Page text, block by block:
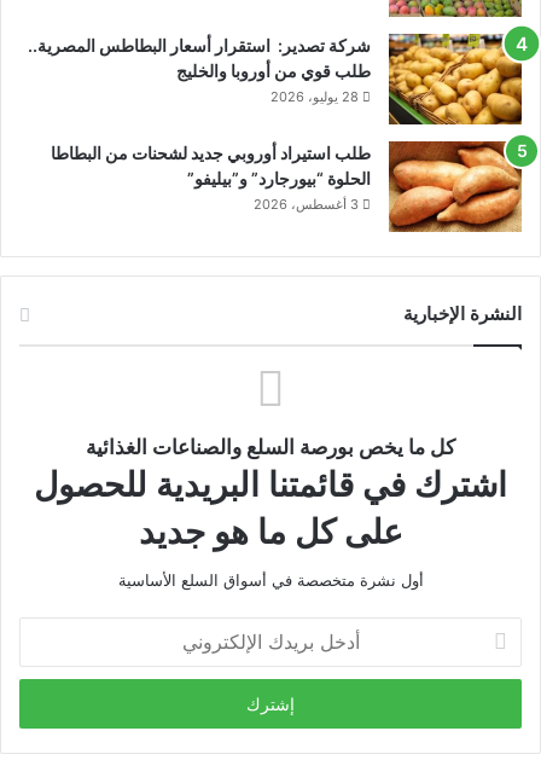
شركة تصدير: استقرار أسعار البطاطس المصرية..
طلب قوي من أوروبا والخليج
28 يوليو، 2026
طلب استيراد أوروبي جديد لشحنات من البطاطا
الحلوة “بيورجارد” و”بيليفو”
3 أغسطس، 2026
النشرة الإخبارية
كل ما يخص بورصة السلع والصناعات الغذائية
اشترك في قائمتنا البريدية للحصول
على كل ما هو جديد
أول نشرة متخصصة في أسواق السلع الأساسية
أدخل
بريدك
الإلكتروني